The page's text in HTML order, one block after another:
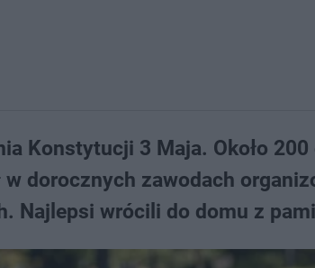
Konstytucji 3 Maja. Około 200
w dorocznych zawodach
Najlepsi wrócili do domu z